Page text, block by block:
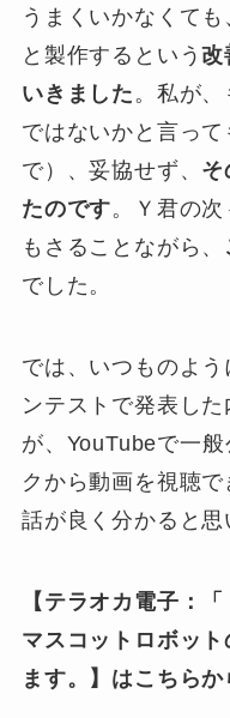
うまくいかなくて
と製作するという改
いきました。私が
ではないかと言っ
で）、妥協せず、 そ
たのです。Ｙ君の
もさることながら、
でした。
では、いつものよ
ンテストで発表し
が、YouTubeで一
クから動画を視聴
話が良く分かると思
【テラオカ電子：
マスコットロボッ
ます。】はこちらか